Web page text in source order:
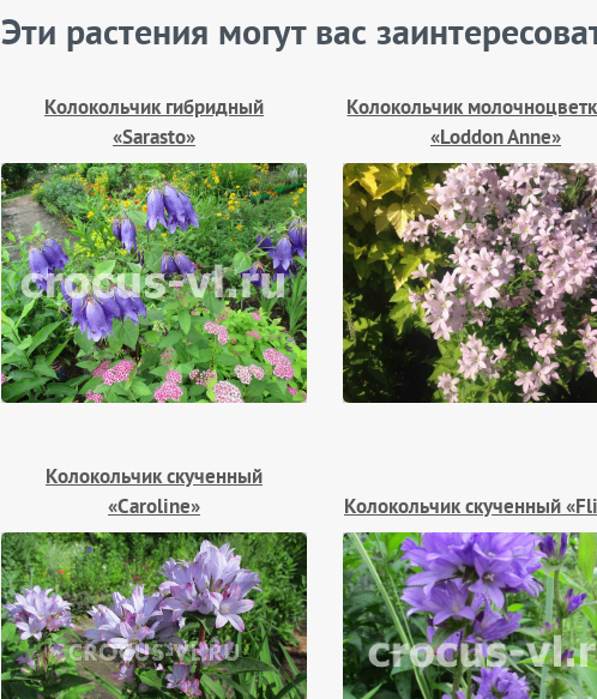
Эти растения могут вас
Колокольчик гибридный
«Sarasto»
Колокольчик
«Loddon Anne»
Колокольчик скученный
«Caroline»
Колокольчик скученный